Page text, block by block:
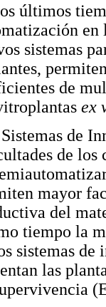
últimos
en
sistemas
de
ex
de
de los
mayor
del
tiempo la
sistemas de
las